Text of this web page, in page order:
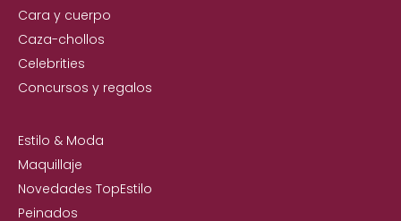
Cara y cuerpo
Caza-chollos
Celebrities
Concursos y regalos
Estilo & Moda
Maquillaje
Novedades TopEstilo
Peinados